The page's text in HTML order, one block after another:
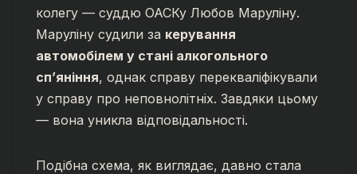
колегу — суддю ОАСКу Любов Маруліну.
Маруліну судили за керування
автомобілем у стані алкогольного
сп’яніння, однак справу перекваліфікували
у справу про неповнолітніх. Завдяки цьому
— вона уникла відповідальності.
Подібна схема, як виглядає, давно стала